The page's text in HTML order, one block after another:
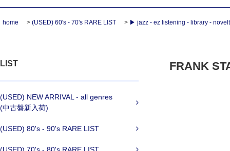
home > (USED) 60's - 70's RARE LIST > ▶ jazz - ez listening - library -
LIST
(USED) NEW ARRIVAL - all genres
(中古盤新入荷)
(USED) 80's - 90's RARE LIST
FRANK